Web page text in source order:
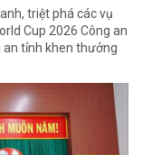
triệt phá các vụ
Cup 2026 Công an
an tỉnh khen thưởng